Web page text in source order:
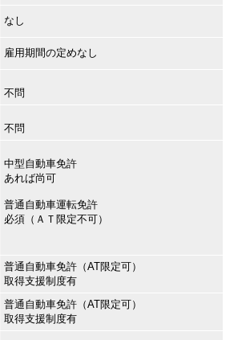
なし
雇用期間の定めなし
不問
不問
中型自動車免許
あれば尚可
普通自動車運転免許
必須（ＡＴ限定不可）
普通自動車免許（AT限定可）
取得支援制度有
普通自動車免許（AT限定可）
取得支援制度有